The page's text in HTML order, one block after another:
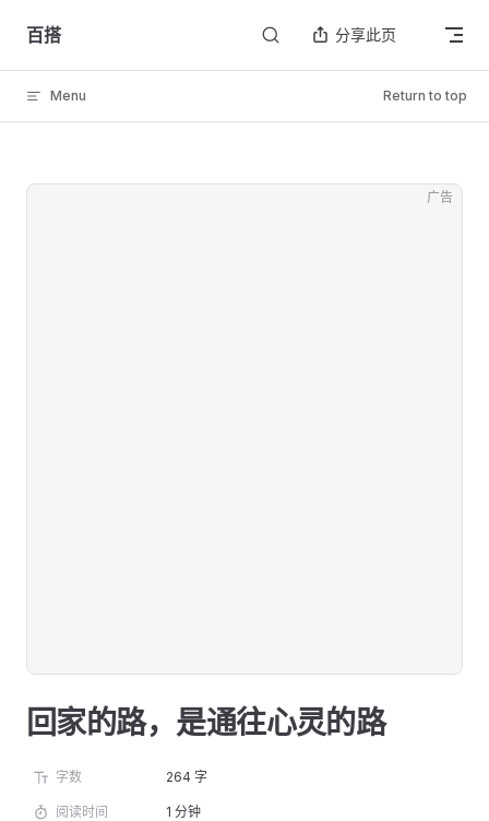
Skip to content
百搭 分享此页
Menu Return to top
广告
回家的路，是通往心灵的路
字数 264 字
阅读时间 1 分钟